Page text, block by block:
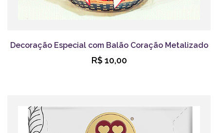
Decoração Especial com Balão Coração Metalizado
R$ 10,00